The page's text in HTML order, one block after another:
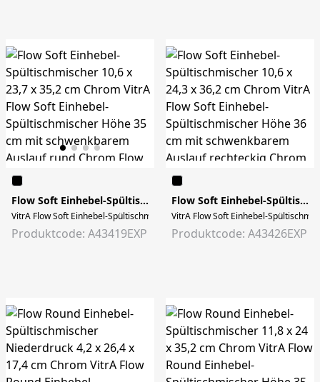
Flow Soft Einhebel-Spültischmischer 10,6 x 23,7 x 35,2 cm Chrom
VitrA Flow Soft Einhebel-Spültischmischer Höhe 35 cm mit schwenkbarem
Produktcode: A43419EXP
Flow Soft Einhebel-Spültischmischer 10,6 x 24,3 x 36,2 cm Chrom
VitrA Flow Soft Einhebel-
Produktcode: A43426EXP